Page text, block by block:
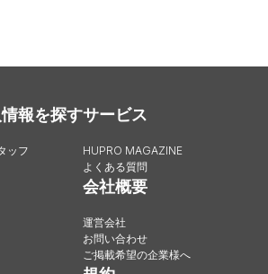
報を探す
ッフ
サービス
HUPRO MAGAZINE
よくある質問
会社概要
運営会社
お問い合わせ
ご掲載希望の企業様へ